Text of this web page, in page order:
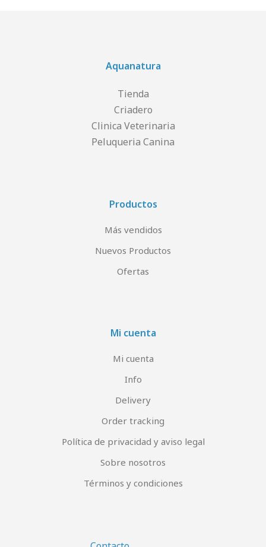
Aquanatura
Tienda
Criadero
Clinica Veterinaria
Peluqueria Canina
Productos
Más vendidos
Nuevos Productos
Ofertas
Mi cuenta
Mi cuenta
Info
Delivery
Order tracking
Política de privacidad y aviso legal
Sobre nosotros
Términos y condiciones